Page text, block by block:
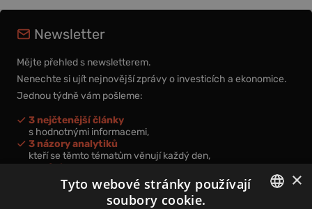
Newsletter
Mějte přehled s newsletterem.
Nenechte si ujít nejnovější zprávy o investicích a ekonomice.
Jednou týdně vám pošleme:
3 nejčtenější články
s hodnotnými informacemi,
3 názory analytiků
kteří se těmto tématům věnují každý den,
nová videa a podcasty
k prohloubení vašich znalostí.
×
Tyto webové stránky používají
soubory cookie.